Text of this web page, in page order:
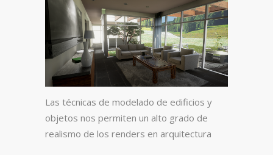
Las técnicas de modelado de edificios y
objetos nos permiten un alto grado de
realismo de los renders en arquitectura